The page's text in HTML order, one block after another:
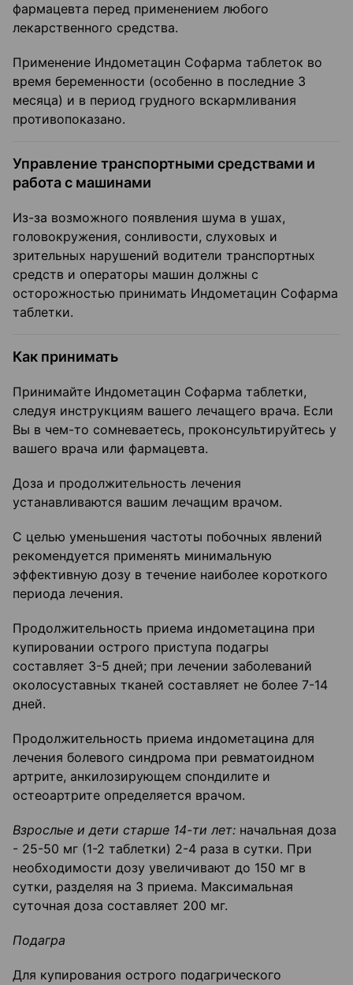
фармацевта перед применением любого
лекарственного средства.
Применение Индометацин Софарма таблеток во
время беременности (особенно в последние 3
месяца) и в период грудного вскармливания
противопоказано.
Управление транспортными средствами и
работа с машинами
Из-за возможного появления шума в ушах,
головокружения, сонливости, слуховых и
зрительных нарушений водители транспортных
средств и операторы машин должны с
осторожностью принимать Индометацин Софарма
таблетки.
Как принимать
Принимайте Индометацин Софарма таблетки,
следуя инструкциям вашего лечащего врача. Если
Вы в чем-то сомневаетесь, проконсультируйтесь у
вашего врача или фармацевта.
Доза и продолжительность лечения
устанавливаются вашим лечащим врачом.
С целью уменьшения частоты побочных явлений
рекомендуется применять минимальную
эффективную дозу в течение наиболее короткого
периода лечения.
Продолжительность приема индометацина при
купировании острого приступа подагры
составляет 3-5 дней; при лечении заболеваний
околосуставных тканей составляет не более 7-14
дней.
Продолжительность приема индометацина для
лечения болевого синдрома при ревматоидном
артрите, анкилозирующем спондилите и
остеоартрите определяется врачом.
Взрослые и дети старше 14-ти лет: начальная доза
- 25-50 мг (1-2 таблетки) 2-4 раза в сутки. При
необходимости дозу увеличивают до 150 мг в
сутки, разделяя на 3 приема. Максимальная
суточная доза составляет 200 мг.
Подагра
Для купирования острого подагрического